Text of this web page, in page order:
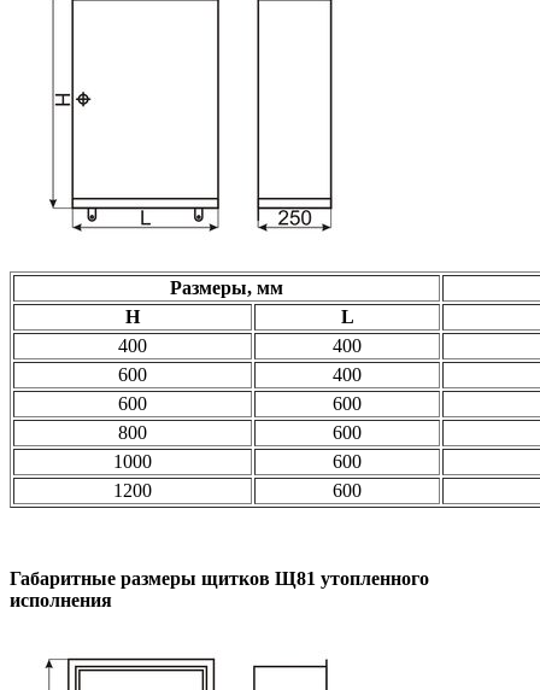
Размеры, мм
H
L
400
400
600
400
600
600
800
600
1000
600
1200
600
Габаритные размеры щитков Щ81 утопленного
исполнения